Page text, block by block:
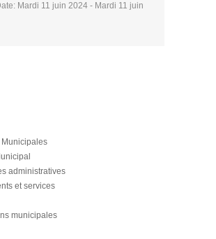
Mardi 11 juin 2024 - Mardi 11 juin
administratives
et services
municipales